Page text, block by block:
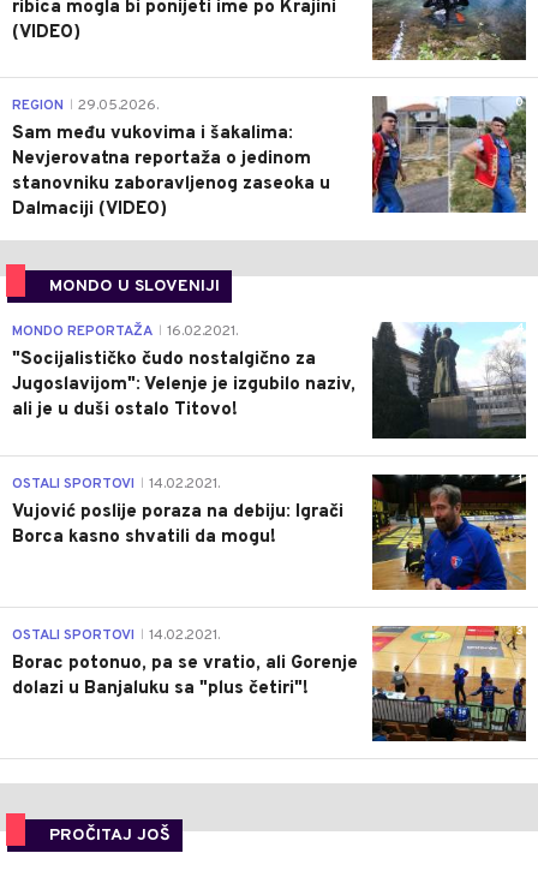
ribica mogla bi ponijeti ime po Krajini
(VIDEO)
0
REGION 29.05.2026.
Sam među vukovima i šakalima:
Nevjerovatna reportaža o jedinom
stanovniku zaboravljenog zaseoka u
Dalmaciji (VIDEO)
MONDO U SLOVENIJI
4
MONDO REPORTAŽA 16.02.2021.
"Socijalističko čudo nostalgično za
Jugoslavijom": Velenje je izgubilo naziv,
ali je u duši ostalo Titovo!
1
OSTALI SPORTOVI 14.02.2021.
Vujović poslije poraza na debiju: Igrači
Borca kasno shvatili da mogu!
3
OSTALI SPORTOVI 14.02.2021.
Borac potonuo, pa se vratio, ali Gorenje
dolazi u Banjaluku sa "plus četiri"!
PROČITAJ JOŠ